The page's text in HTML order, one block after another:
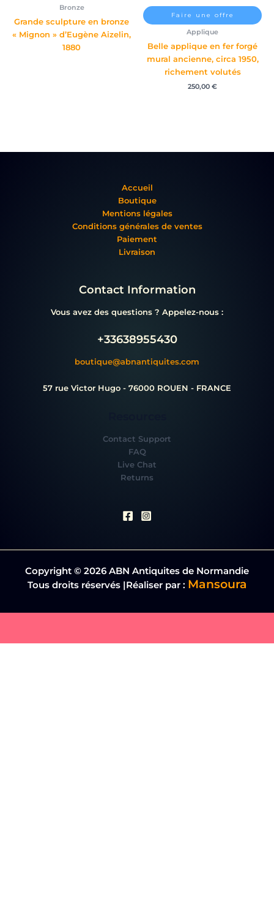
Bronze
Grande sculpture en bronze
« Mignon » d’Eugène Aizelin,
1880
Faire une offre
Applique
Belle applique en fer forgé
mural ancienne, circa 1950,
richement volutés
250,00 €
Accueil
Boutique
Mentions légales
Conditions générales de ventes
Paiement
Livraison
Contact Information
Vous avez des questions ? Appelez-nous :
+33638955430
boutique@abnantiquites.com
57 rue Victor Hugo - 76000 ROUEN - FRANCE
Contact Support
FAQ
Live Chat
Returns
Copyright © 2026 ABN Antiquites de Normandie
Tous droits réservés |Réaliser par : Mansoura